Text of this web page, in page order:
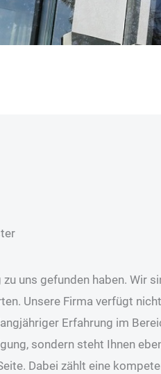
uns gefunden haben. Wir
Unsere Firma verfügt
Erfahrung im
sondern steht Ihnen
Dabei zählt eine